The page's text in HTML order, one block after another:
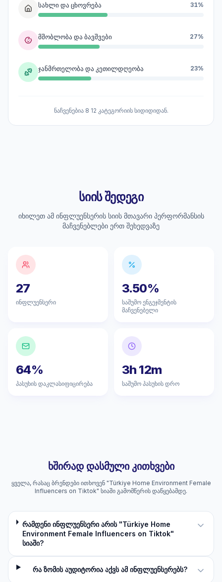
სახლი და ცხოვრება 31%
მშობლობა და ბავშვები 27%
ჯანმრთელობა და კეთილდღეობა 23%
ნაჩვენებია 8 12 კატეგორიის სიდიდიდან.
სიის შედეგი
იხილეთ ამ ინფლუენსერის სიის მთავარი პერფორმანსის
მაჩვენებლები ერთ შეხედვაზე
27
ინფლუენსერი
3.50%
საშუმო ენგეჯმენტის
მაჩვენებელი
64%
პასუხის დაკლასიფიცირება
3h 12m
საშუმო პასუხის დრო
ხშირად დასმული კითხვები
ყველა, რასაც ბრენდები ითხოვენ "Türkiye Home Environment Female
Influencers on Tiktok" სიაში გამომწერის დაწყებამდე.
რამდენი ინფლუენსერი არის "Türkiye Home
Environment Female Influencers on Tiktok"
სიაში?
რა ზომის აუდიტორია აქვს ამ ინფლუენსერებს?